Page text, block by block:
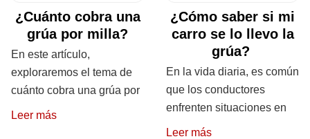
¿Cuánto cobra una
grúa por milla?
En este artículo,
exploraremos el tema de
cuánto cobra una grúa por
Leer más
¿Cómo saber si mi
carro se lo llevo la
grúa?
En la vida diaria, es común
que los conductores
enfrenten situaciones en
Leer más